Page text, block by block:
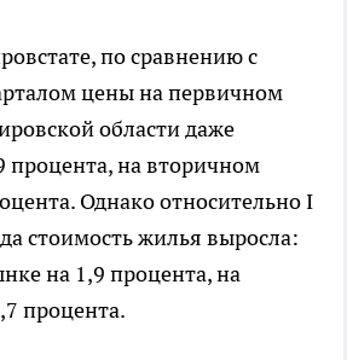
по сравнению с
цены на первичном
области даже
процента, на вторичном
Однако относительно I
стоимость жилья выросла:
на 1,9 процента, на
процента.